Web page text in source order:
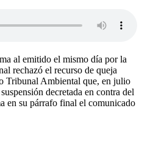
al emitido el mismo día por la
rechazó el recurso de queja
Tribunal Ambiental que, en julio
decretada en contra del
en su párrafo final el comunicado